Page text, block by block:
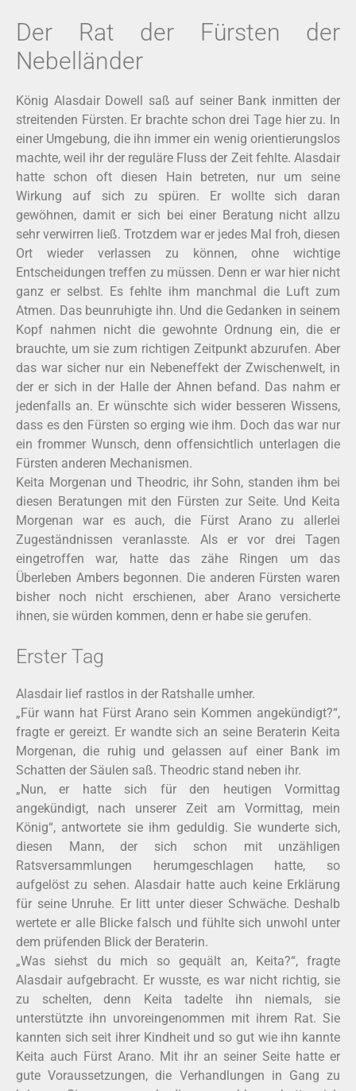
Der Rat der Fürsten der
Nebelländer
König Alasdair Dowell saß auf seiner Bank inmitten der
streitenden Fürsten. Er brachte schon drei Tage hier zu. In
einer Umgebung, die ihn immer ein wenig orientierungslos
machte, weil ihr der reguläre Fluss der Zeit fehlte. Alasdair
hatte schon oft diesen Hain betreten, nur um seine
Wirkung auf sich zu spüren. Er wollte sich daran
gewöhnen, damit er sich bei einer Beratung nicht allzu
sehr verwirren ließ. Trotzdem war er jedes Mal froh, diesen
Ort wieder verlassen zu können, ohne wichtige
Entscheidungen treffen zu müssen. Denn er war hier nicht
ganz er selbst. Es fehlte ihm manchmal die Luft zum
Atmen. Das beunruhigte ihn. Und die Gedanken in seinem
Kopf nahmen nicht die gewohnte Ordnung ein, die er
brauchte, um sie zum richtigen Zeitpunkt abzurufen. Aber
das war sicher nur ein Nebeneffekt der Zwischenwelt, in
der er sich in der Halle der Ahnen befand. Das nahm er
jedenfalls an. Er wünschte sich wider besseren Wissens,
dass es den Fürsten so erging wie ihm. Doch das war nur
ein frommer Wunsch, denn offensichtlich unterlagen die
Fürsten anderen Mechanismen.
Keita Morgenan und Theodric, ihr Sohn, standen ihm bei
diesen Beratungen mit den Fürsten zur Seite. Und Keita
Morgenan war es auch, die Fürst Arano zu allerlei
Zugeständnissen veranlasste. Als er vor drei Tagen
eingetroffen war, hatte das zähe Ringen um das
Überleben Ambers begonnen. Die anderen Fürsten waren
bisher noch nicht erschienen, aber Arano versicherte
ihnen, sie würden kommen, denn er habe sie gerufen.
Erster Tag
Alasdair lief rastlos in der Ratshalle umher.
„Für wann hat Fürst Arano sein Kommen angekündigt?“,
fragte er gereizt. Er wandte sich an seine Beraterin Keita
Morgenan, die ruhig und gelassen auf einer Bank im
Schatten der Säulen saß. Theodric stand neben ihr.
„Nun, er hatte sich für den heutigen Vormittag
angekündigt, nach unserer Zeit am Vormittag, mein
König“, antwortete sie ihm geduldig. Sie wunderte sich,
diesen Mann, der sich schon mit unzähligen
Ratsversammlungen herumgeschlagen hatte, so
aufgelöst zu sehen. Alasdair hatte auch keine Erklärung
für seine Unruhe. Er litt unter dieser Schwäche. Deshalb
wertete er alle Blicke falsch und fühlte sich unwohl unter
dem prüfenden Blick der Beraterin.
„Was siehst du mich so gequält an, Keita?“, fragte
Alasdair aufgebracht. Er wusste, es war nicht richtig, sie
zu schelten, denn Keita tadelte ihn niemals, sie
unterstützte ihn unvoreingenommen mit ihrem Rat. Sie
kannten sich seit ihrer Kindheit und so gut wie ihn kannte
Keita auch Fürst Arano. Mit ihr an seiner Seite hatte er
gute Voraussetzungen, die Verhandlungen in Gang zu